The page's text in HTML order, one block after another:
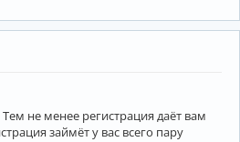
не менее регистрация даёт вам
займёт у вас всего пару